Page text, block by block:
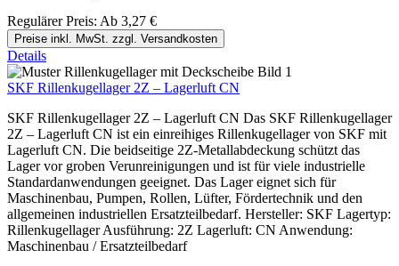
Regulärer Preis: Ab 3,27 €
Preise inkl. MwSt. zzgl. Versandkosten
Details
SKF Rillenkugellager 2Z – Lagerluft CN
SKF Rillenkugellager 2Z – Lagerluft CN Das SKF Rillenkugellager
2Z – Lagerluft CN ist ein einreihiges Rillenkugellager von SKF mit
Lagerluft CN. Die beidseitige 2Z-Metallabdeckung schützt das
Lager vor groben Verunreinigungen und ist für viele industrielle
Standardanwendungen geeignet. Das Lager eignet sich für
Maschinenbau, Pumpen, Rollen, Lüfter, Fördertechnik und den
allgemeinen industriellen Ersatzteilbedarf. Hersteller: SKF Lagertyp:
Rillenkugellager Ausführung: 2Z Lagerluft: CN Anwendung:
Maschinenbau / Ersatzteilbedarf